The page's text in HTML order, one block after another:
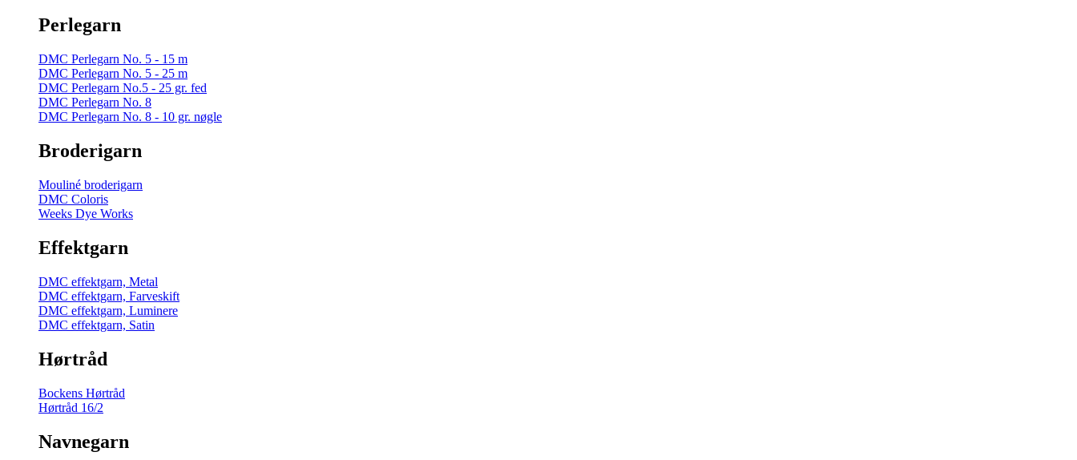
Perlegarn
DMC Perlegarn No. 5 - 15 m
DMC Perlegarn No. 5 - 25 m
DMC Perlegarn No.5 - 25 gr. fed
DMC Perlegarn No. 8
DMC Perlegarn No. 8 - 10 gr. nøgle
Broderigarn
Mouliné broderigarn
DMC Coloris
Weeks Dye Works
Effektgarn
DMC effektgarn, Metal
DMC effektgarn, Farveskift
DMC effektgarn, Luminere
DMC effektgarn, Satin
Hørtråd
Bockens Hørtråd
Hørtråd 16/2
Navnegarn